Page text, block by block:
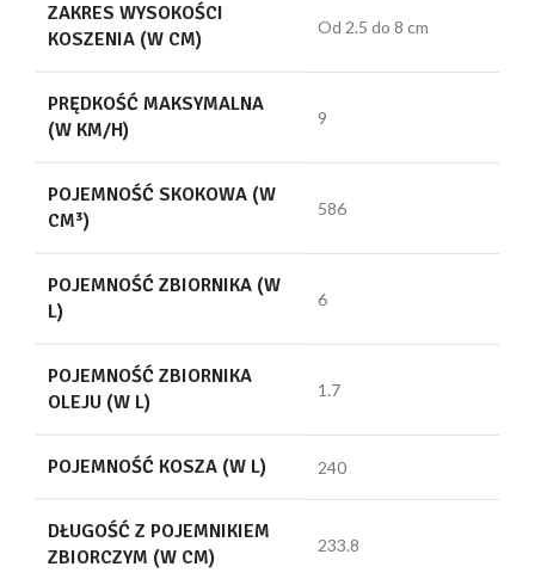
ZAKRES WYSOKOŚCI
KOSZENIA (W CM)
Od 2.5 do 8 cm
PRĘDKOŚĆ MAKSYMALNA
(W KM/H)
9
POJEMNOŚĆ SKOKOWA (W
CM³)
586
POJEMNOŚĆ ZBIORNIKA (W
L)
6
POJEMNOŚĆ ZBIORNIKA
OLEJU (W L)
1.7
POJEMNOŚĆ KOSZA (W L) 240
DŁUGOŚĆ Z POJEMNIKIEM
ZBIORCZYM (W CM)
233.8